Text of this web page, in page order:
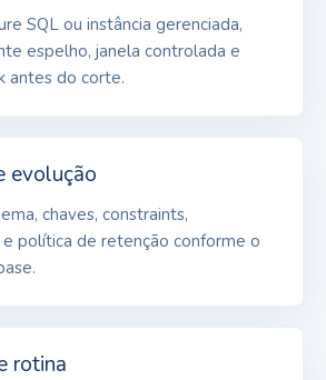
SQL ou instância gerenciada,
espelho, janela controlada e
antes do corte.
evolução
chaves, constraints,
política de retenção conforme o
rotina